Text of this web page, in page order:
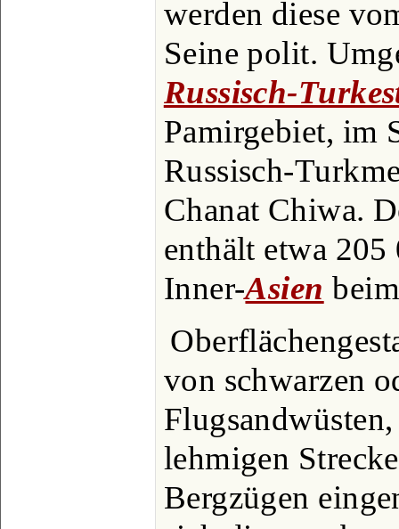
werden diese
Seine polit.
Russisch-
Pamirgebiet, im
Russisch-
Chanat Chiwa.
enthält etwa
Inner-Asien
von schwarzen
lehmigen
Bergzügen